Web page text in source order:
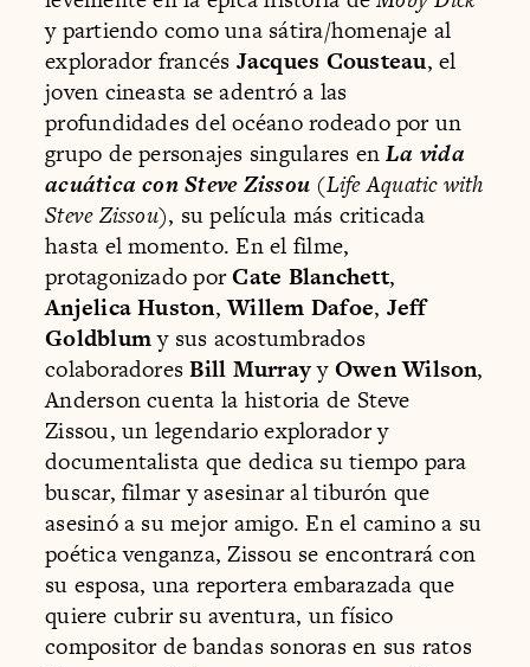
y partiendo como una sátira/homenaje al
explorador francés Jacques Cousteau, el
joven cineasta se adentró a las
profundidades del océano rodeado por un
grupo de personajes singulares enLa vida
acuática con Steve Zissou (Life Aquatic with
Steve Zissou), su película más criticada
hasta el momento. En el filme,
protagonizado porCate Blanchett,
Anjelica Huston,Willem Dafoe, Jeff
Goldblumy sus acostumbrados
colaboradoresBill MurrayyOwen Wilson,
Anderson cuenta la historia de Steve
Zissou, un legendario explorador y
documentalista que dedica su tiempo para
buscar, filmar y asesinar al tiburón que
asesinó a su mejor amigo. En el camino a su
poética venganza, Zissou se encontrará con
su esposa, una reportera embarazada que
quiere cubrir su aventura, un físico
compositor de bandas sonoras en sus ratos